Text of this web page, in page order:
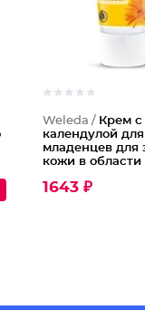
Weleda / Крем с
календулой для
младенцев для
кожи в области
1643 ₽